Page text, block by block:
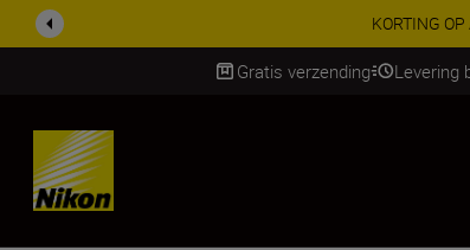
KORTING
Gratis verzending Levering
Skip